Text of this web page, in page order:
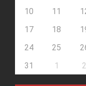
10
11
17
18
24
25
31
1 2